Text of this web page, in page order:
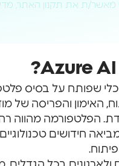
ת את תקנון האתר,
האימון והפריסה של
חידושים טכנולוגיים